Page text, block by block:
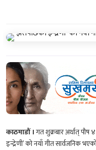
काठमाडौं ।गत शुक्रबार अर्थात् पौष
इन्द्रेणी’ को नयाँ गीत सार्वजनिक